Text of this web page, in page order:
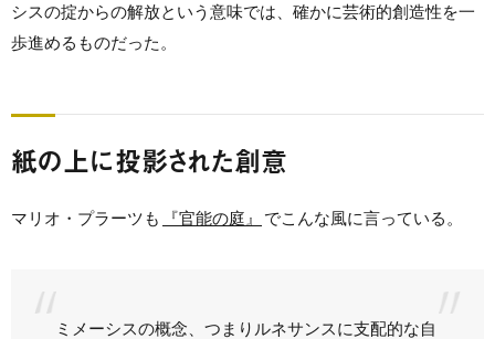
シスの掟からの解放という意味では、確かに芸術的創造性を一
歩進めるものだった。
紙の上に投影された創意
マリオ・プラーツも 『官能の庭』 でこんな風に言っている。
ミメーシスの概念、つまりルネサンスに支配的な自